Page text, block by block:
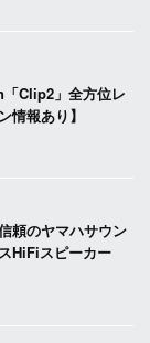
Clip2」全方位レ
情報あり】
頼のヤマハサウン
HiFiスピーカー